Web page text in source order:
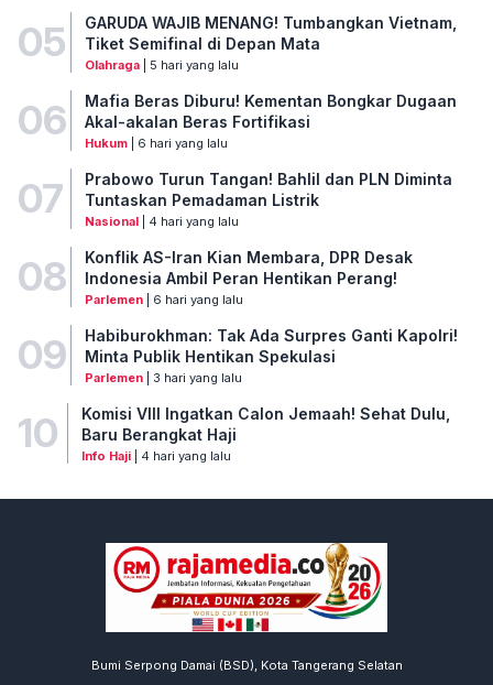
05
GARUDA WAJIB MENANG! Tumbangkan Vietnam,
Tiket Semifinal di Depan Mata
Olahraga| 5 hari yang lalu
06
Mafia Beras Diburu! Kementan Bongkar Dugaan
Akal-akalan Beras Fortifikasi
Hukum| 6 hari yang lalu
07
Prabowo Turun Tangan! Bahlil dan PLN Diminta
Tuntaskan Pemadaman Listrik
Nasional| 4 hari yang lalu
08
Konflik AS-Iran Kian Membara, DPR Desak
Indonesia Ambil Peran Hentikan Perang!
Parlemen| 6 hari yang lalu
09
Habiburokhman: Tak Ada Surpres Ganti Kapolri!
Minta Publik Hentikan Spekulasi
Parlemen| 3 hari yang lalu
10
Komisi VIII Ingatkan Calon Jemaah! Sehat Dulu,
Baru Berangkat Haji
Info Haji| 4 hari yang lalu
Bumi Serpong Damai (BSD), Kota Tangerang Selatan